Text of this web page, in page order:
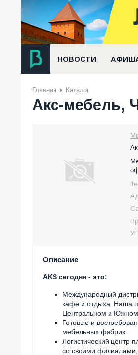
НОВОСТИ
Главная Каталог
Акс-мебель,
Описание
AKS сегодня - это:
Международный
кафе и отдыха. Наша
Центральном и Южном
Готовые и
мебельных фабрик.
Логистический центр
со своими филиалами,